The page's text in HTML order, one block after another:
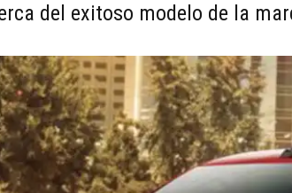
del exitoso modelo de la